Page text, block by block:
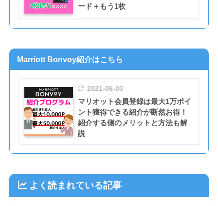
ード＋もう1枚
Marriott Bonvoy紹介はこちら
2021-06-03
マリオット会員登録は最大1万ポイ
ント獲得できる紹介が断然お得！
紹介する側のメリットと方法も解
説
よく読まれている記事